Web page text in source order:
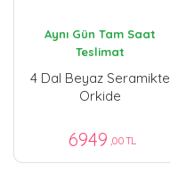
Aynı Gün Tam Saat
Teslimat
4 Dal Beyaz Seramikte
Orkide
6949 ,00 TL